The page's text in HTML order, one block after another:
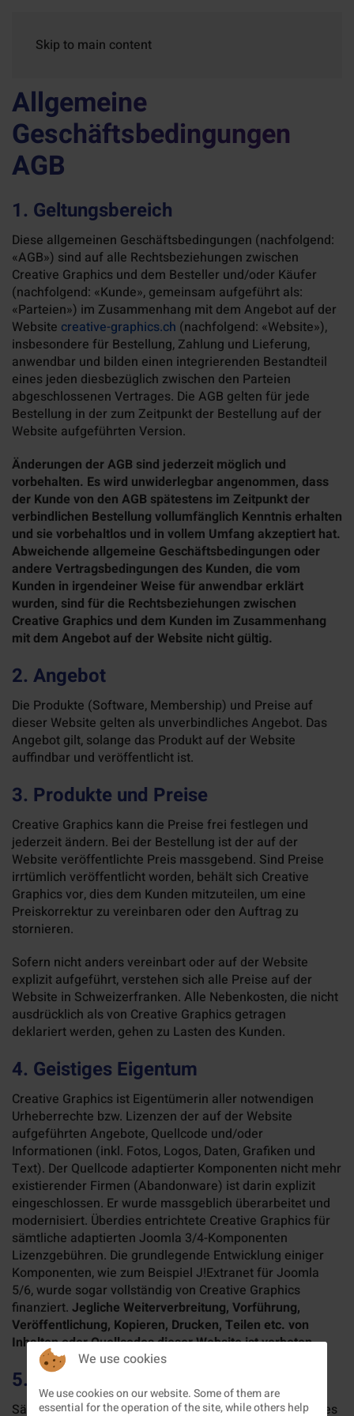
Skip to main content
Allgemeine
Geschäftsbedingungen
AGB
1. Geltungsbereich
Diese allgemeinen Geschäftsbedingungen (nachfolgend:
«AGB») sind auf alle Rechtsbeziehungen zwischen
Creative Graphics und dem Besteller und/oder Käufer
(nachfolgend: «Kunde», gemeinsam aufgeführt als:
«Parteien») im Zusammenhang mit dem Angebot auf der
Website creative-graphics.ch (nachfolgend: «Website»),
insbesondere für Bestellung, Zahlung und Lieferung,
anwendbar und bilden einen integrierenden Bestandteil
eines jeden diesbezüglich zwischen den Parteien
abgeschlossenen Vertrages. Die AGB gelten für jede
Bestellung in der zum Zeitpunkt der Bestellung auf der
Website aufgeführten Version.
Änderungen der AGB sind jederzeit möglich und
vorbehalten. Es wird unwiderlegbar angenommen, dass
der Kunde von den AGB spätestens im Zeitpunkt der
verbindlichen Bestellung vollumfänglich Kenntnis erhalten
und sie vorbehaltlos und in vollem Umfang akzeptiert hat.
Abweichende allgemeine Geschäftsbedingungen oder
andere Vertragsbedingungen des Kunden, die vom
Kunden in irgendeiner Weise für anwendbar erklärt
wurden, sind für die Rechtsbeziehungen zwischen
Creative Graphics und dem Kunden im Zusammenhang
mit dem Angebot auf der Website nicht gültig.
2. Angebot
Die Produkte (Software, Membership) und Preise auf
dieser Website gelten als unverbindliches Angebot. Das
Angebot gilt, solange das Produkt auf der Website
auffindbar und veröffentlicht ist.
3. Produkte und Preise
Creative Graphics kann die Preise frei festlegen und
jederzeit ändern. Bei der Bestellung ist der auf der
Website veröffentlichte Preis massgebend. Sind Preise
irrtümlich veröffentlicht worden, behält sich Creative
Graphics vor, dies dem Kunden mitzuteilen, um eine
Preiskorrektur zu vereinbaren oder den Auftrag zu
stornieren.
Sofern nicht anders vereinbart oder auf der Website
explizit aufgeführt, verstehen sich alle Preise auf der
Website in Schweizerfranken. Alle Nebenkosten, die nicht
ausdrücklich als von Creative Graphics getragen
deklariert werden, gehen zu Lasten des Kunden.
4. Geistiges Eigentum
Creative Graphics ist Eigentümerin aller notwendigen
Urheberrechte bzw. Lizenzen der auf der Website
aufgeführten Angebote, Quellcode und/oder
Informationen (inkl. Fotos, Logos, Daten, Grafiken und
Text). Der Quellcode adaptierter Komponenten nicht mehr
existierender Firmen (Abandonware) ist darin explizit
eingeschlossen. Er wurde massgeblich überarbeitet und
modernisiert. Überdies entrichtete Creative Graphics für
sämtliche adaptierten Joomla 3/4-Komponenten
Lizenzgebühren. Die grundlegende Entwicklung einiger
Komponenten, wie zum Beispiel J!Extranet für Joomla
5/6, wurde sogar vollständig von Creative Graphics
finanziert. Jegliche Weiterverbreitung, Vorführung,
Veröffentlichung, Kopieren, Drucken, Teilen etc. von
Inhalten oder Quellcodes dieser Website ist verboten.
5. Vertragsabschluss
Sämtliche Angebote auf der Website stellen kein direktes
We use cookies
We use cookies on our website. Some of them are
essential for the operation of the site, while others help